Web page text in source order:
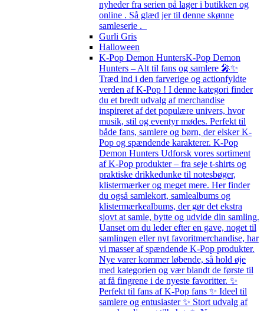
nyheder fra serien på lager i butikken og
online . Så glæd jer til denne skønne
samleserie .
Gurli Gris
Halloween
K-Pop Demon HuntersK-Pop Demon
Hunters – Alt til fans og samlere 🎤✨
Træd ind i den farverige og actionfyldte
verden af K-Pop ! I denne kategori finder
du et bredt udvalg af merchandise
inspireret af det populære univers, hvor
musik, stil og eventyr mødes. Perfekt til
både fans, samlere og børn, der elsker K-
Pop og spændende karakterer. K-Pop
Demon Hunters Udforsk vores sortiment
af K-Pop produkter – fra seje t-shirts og
praktiske drikkedunke til notesbøger,
klistermærker og meget mere. Her finder
du også samlekort, samlealbums og
klistermærkealbums, der gør det ekstra
sjovt at samle, bytte og udvide din samling.
Uanset om du leder efter en gave, noget til
samlingen eller nyt favoritmerchandise, har
vi masser af spændende K-Pop produkter.
Nye varer kommer løbende, så hold øje
med kategorien og vær blandt de første til
at få fingrene i de nyeste favoritter. ✨
Perfekt til fans af K-Pop fans ✨ Ideel til
samlere og entusiaster ✨ Stort udvalg af